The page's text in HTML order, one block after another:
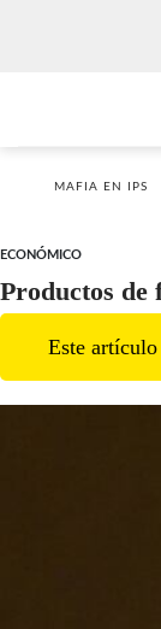
MAFIA EN IPS
ECONÓMICO
Productos de
Este